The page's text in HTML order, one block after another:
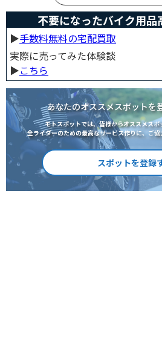
不要になったバイク用品
▶︎手数料無料の宅配買取
実際に売ってみた体験談
▶︎こちら
あなたのオススメスポットを
モトスポットでは、皆様からオススメス
全ライダーのための最高なサービス作りに、ご協
スポットを登録